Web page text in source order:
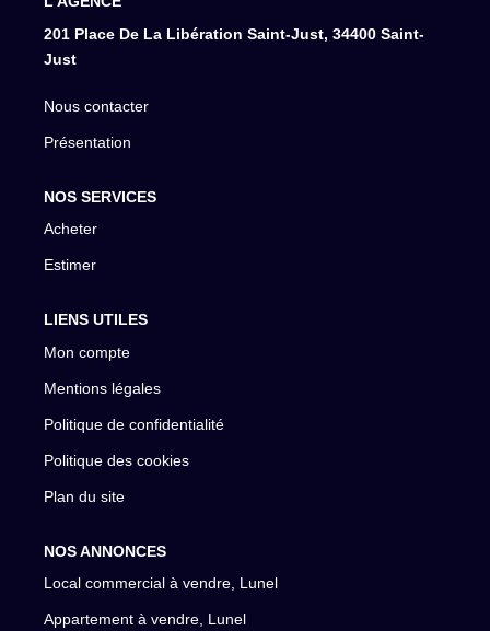
201 Place De La Libération Saint-Just, 34400 Saint-
Just
Nous contacter
Présentation
NOS SERVICES
Acheter
Estimer
LIENS UTILES
Mon compte
Mentions légales
Politique de confidentialité
Politique des cookies
Plan du site
NOS ANNONCES
Local commercial à vendre, Lunel
Appartement à vendre, Lunel